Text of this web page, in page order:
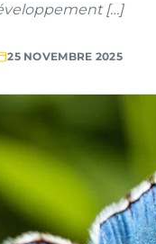
[…]
25 NOVEMBRE 2025